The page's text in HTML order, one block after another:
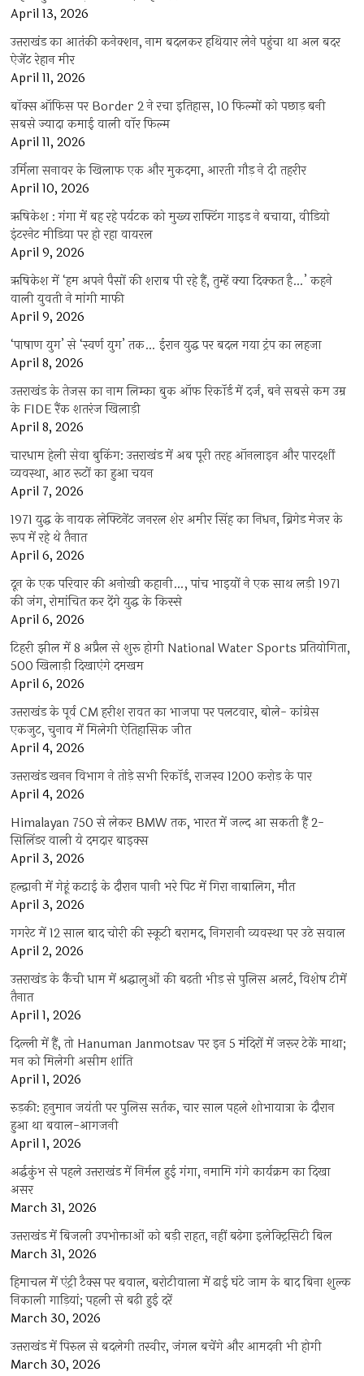
April 13, 2026
उत्तराखंड का आतंकी कनेक्शन, नाम बदलकर हथियार लेने पहुंचा था अल बदर
ऐजेंट रेहान मीर
April 11, 2026
बॉक्स ऑफिस पर Border 2 ने रचा इतिहास, 10 फिल्मों को पछाड़ बनी
सबसे ज्यादा कमाई वाली वॉर फिल्म
April 11, 2026
उर्मिला सनावर के खिलाफ एक और मुकदमा, आरती गौड़ ने दी तहरीर
April 10, 2026
ऋषिकेश : गंगा में बह रहे पर्यटक को मुख्य राफ्टिंग गाइड ने बचाया, वीडियो
इंटरनेट मीडिया पर हो रहा वायरल
April 9, 2026
ऋषिकेश में ‘हम अपने पैसों की शराब पी रहे हैं, तुम्हें क्या दिक्कत है…’ कहने
वाली युवती ने मांगी माफी
April 9, 2026
‘पाषाण युग’ से ‘स्वर्ण युग’ तक… ईरान युद्ध पर बदल गया ट्रंप का लहजा
April 8, 2026
उत्तराखंड के तेजस का नाम लिम्का बुक ऑफ रिकॉर्ड में दर्ज, बने सबसे कम उम्र
के FIDE रैंक शतरंज खिलाड़ी
April 8, 2026
चारधाम हेली सेवा बुकिंग: उत्तराखंड में अब पूरी तरह ऑनलाइन और पारदर्शी
व्यवस्था, आठ रूटों का हुआ चयन
April 7, 2026
1971 युद्ध के नायक लेफ्टिनेंट जनरल शेर अमीर सिंह का निधन, ब्रिगेड मेजर के
रूप में रहे थे तैनात
April 6, 2026
दून के एक परिवार की अनोखी कहानी…, पांच भाइयों ने एक साथ लड़ी 1971
की जंग, रोमांचित कर देंगे युद्ध के किस्से
April 6, 2026
टिहरी झील में 8 अप्रैल से शुरू होगी National Water Sports प्रतियोगिता,
500 खिलाड़ी दिखाएंगे दमखम
April 6, 2026
उत्तराखंड के पूर्व CM हरीश रावत का भाजपा पर पलटवार, बोले- कांग्रेस
एकजुट, चुनाव में मिलेगी ऐतिहासिक जीत
April 4, 2026
उत्तराखंड खनन विभाग ने तोड़े सभी रिकॉर्ड, राजस्व 1200 करोड़ के पार
April 4, 2026
Himalayan 750 से लेकर BMW तक, भारत में जल्द आ सकती हैं 2-
सिलिंडर वाली ये दमदार बाइक्स
April 3, 2026
हल्द्वानी में गेहूं कटाई के दौरान पानी भरे पिट में गिरा नाबालिग, मौत
April 3, 2026
गगरेट में 12 साल बाद चोरी की स्कूटी बरामद, निगरानी व्यवस्था पर उठे सवाल
April 2, 2026
उत्तराखंड के कैंची धाम में श्रद्धालुओं की बढ़ती भीड़ से पुलिस अलर्ट, विशेष टीमें
तैनात
April 1, 2026
दिल्ली में हैं, तो Hanuman Janmotsav पर इन 5 मंदिरों में जरूर टेकें माथा;
मन को मिलेगी असीम शांति
April 1, 2026
रुड़की: हनुमान जयंती पर पुलिस सर्तक, चार साल पहले शोभायात्रा के दौरान
हुआ था बवाल-आगजनी
April 1, 2026
अर्द्धकुंभ से पहले उत्तराखंड में निर्मल हुई गंगा, नमामि गंगे कार्यक्रम का दिखा
असर
March 31, 2026
उत्तराखंड में बिजली उपभोक्ताओं को बड़ी राहत, नहीं बढ़ेगा इलेक्ट्रिसिटी बिल
March 31, 2026
हिमाचल में एंट्री टैक्स पर बवाल, बरोटीवाला में ढाई घंटे जाम के बाद बिना शुल्क
निकाली गाड़ियां; पहली से बढ़ी हुई दरें
March 30, 2026
उत्तराखंड में पिरुल से बदलेगी तस्वीर, जंगल बचेंगे और आमदनी भी होगी
March 30, 2026